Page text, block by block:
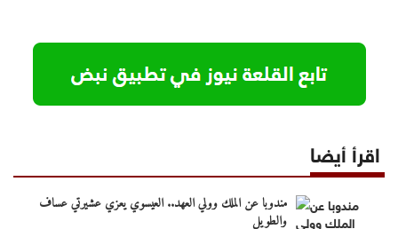
اقرأ أيضا
مندوبا عن الملك وولي العهد.. العيسوي يعزي عشيرتي عساف
والطويل